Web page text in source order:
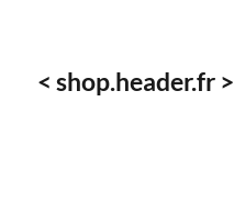
< shop.header.fr >